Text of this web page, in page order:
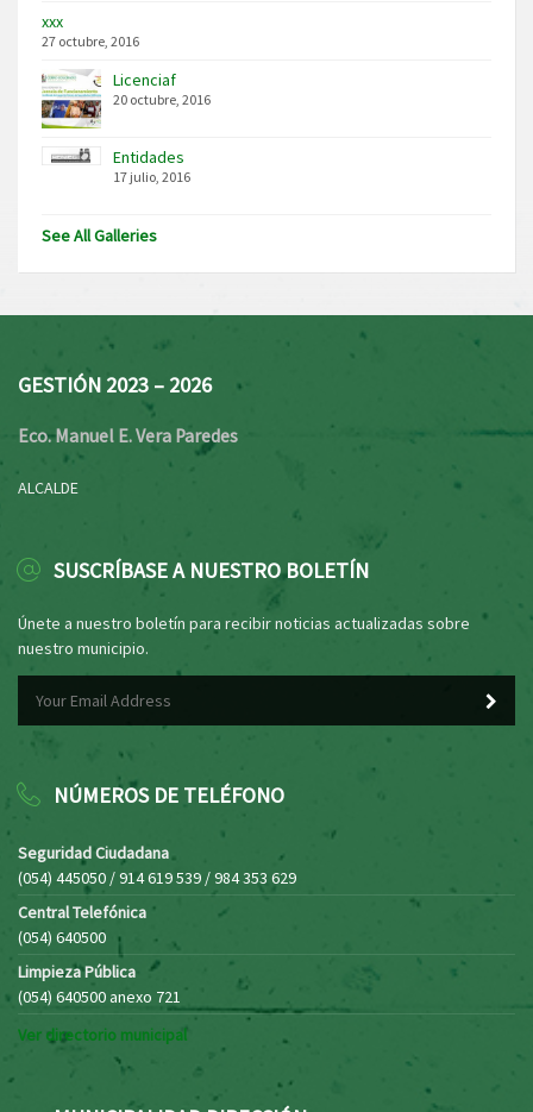
xxx
27 octubre, 2016
Licenciaf
20 octubre, 2016
Entidades
17 julio, 2016
See All Galleries
GESTIÓN 2023 – 2026
Eco. Manuel E. Vera Paredes
ALCALDE
SUSCRÍBASE A NUESTRO BOLETÍN
Únete a nuestro boletín para recibir noticias actualizadas sobre
nuestro municipio.
NÚMEROS DE TELÉFONO
Seguridad Ciudadana
(054) 445050 / 914 619 539 / 984 353 629
Central Telefónica
(054) 640500
Limpieza Pública
(054) 640500 anexo 721
Ver directorio municipal